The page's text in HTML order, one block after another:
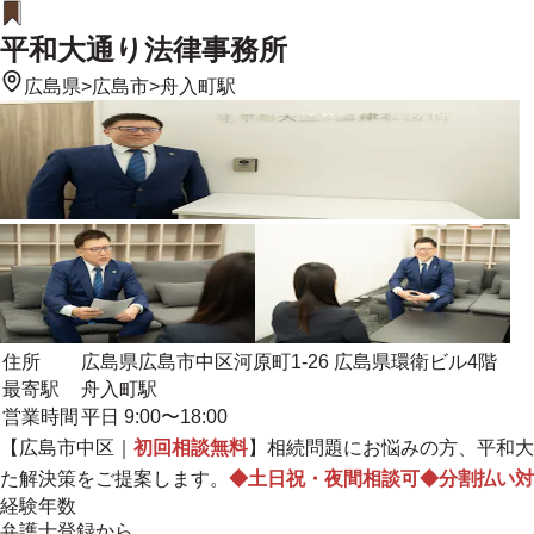
平和大通り法律事務所
広島県>広島市>舟入町駅
住所
広島県広島市中区河原町1-26 広島県環衛ビル4階
最寄駅
舟入町駅
営業時間 平日 9:00〜18:00
【広島市中区｜ 初回相談無料】相続問題にお悩みの方、平和
た解決策をご提案します。 ◆土日祝・夜間相談可◆分割払い
経験年数